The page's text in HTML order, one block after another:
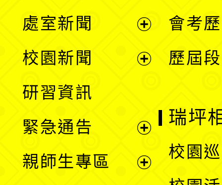
處室新聞
單
校園新聞
選
單
研習資訊
緊急通告
親師生專區
會考
歷屆
瑞坪
校園